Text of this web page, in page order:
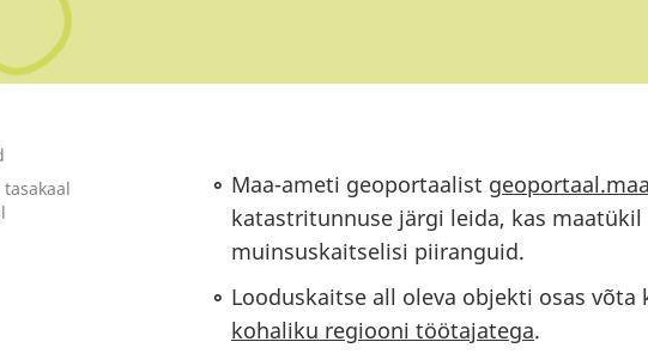
Maa-ameti geoportaalist
katastritunnuse järgi leida, kas
muinsuskaitselisi piiranguid.
Looduskaitse all oleva objekti osas
kohaliku regiooni töötajatega.